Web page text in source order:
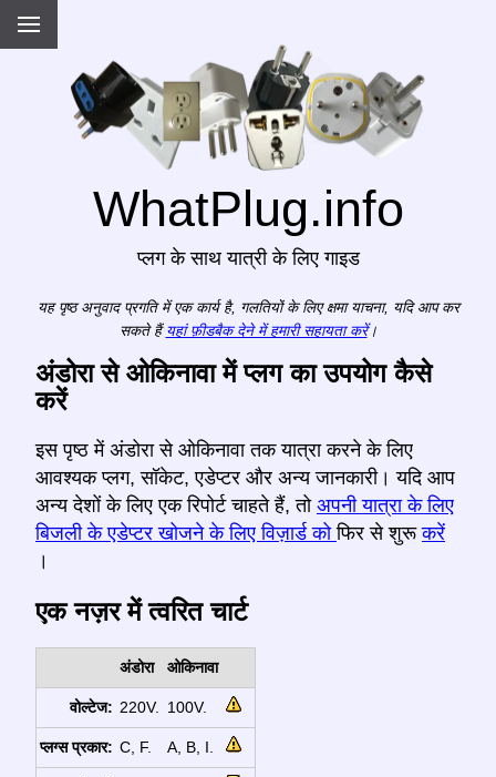
WhatPlug.info
प्लग के साथ यात्री के लिए गाइड
यह पृष्ठ अनुवाद प्रगति में एक कार्य है, गलतियों के लिए क्षमा याचना, यदि आप कर
सकते हैं यहां फ़ीडबैक देने में हमारी सहायता करें।
अंडोरा से ओकिनावा में प्लग का उपयोग कैसे
करें
इस पृष्ठ में अंडोरा से ओकिनावा तक यात्रा करने के लिए
आवश्यक प्लग, सॉकेट, एडेप्टर और अन्य जानकारी। यदि आप
अन्य देशों के लिए एक रिपोर्ट चाहते हैं, तो अपनी यात्रा के लिए
बिजली के एडेप्टर खोजने के लिए विज़ार्ड कोफिर से शुरूकरें
।
एक नज़र में त्वरित चार्ट
अंडोरा ओकिनावा
वोल्टेज: 220V. 100V.
प्लग्स प्रकार: C, F. A, B, I.